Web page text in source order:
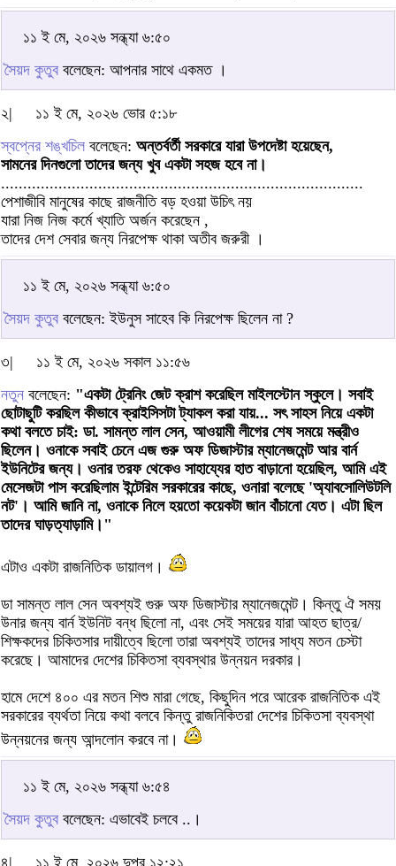
১১ ই মে, ২০২৬ সন্ধ্যা ৬:৫০
সৈয়দ কুতুব বলেছেন: আপনার সাথে একমত ।
২|
১১ ই মে, ২০২৬ ভোর ৫:১৮
স্বপ্নের শঙ্খচিল বলেছেন: অন্তর্বর্তী সরকারে যারা উপদেষ্টা হয়েছেন,
সামনের দিনগুলো তাদের জন্য খুব একটা সহজ হবে না।
..................................................................................
পেশাজীবি মানুষের কাছে রাজনীতি বড় হওয়া উচিৎ নয়
যারা নিজ নিজ কর্মে খ্যাতি অর্জন করেছেন ,
তাদের দেশ সেবার জন্য নিরপেক্ষ থাকা অতীব জরুরী ।
১১ ই মে, ২০২৬ সন্ধ্যা ৬:৫০
সৈয়দ কুতুব বলেছেন: ইউনুস সাহেব কি নিরপেক্ষ ছিলেন না ?
৩|
১১ ই মে, ২০২৬ সকাল ১১:৫৬
নতুন বলেছেন: "একটা ট্রেনিং জেট ক্রাশ করেছিল মাইলস্টোন স্কুলে। সবাই
ছোটাছুটি করছিল কীভাবে ক্রাইসিসটা ট্যাকল করা যায়... সৎ সাহস নিয়ে একটা
কথা বলতে চাই: ডা. সামন্ত লাল সেন, আওয়ামী লীগের শেষ সময়ে মন্ত্রীও
ছিলেন। ওনাকে সবাই চেনে এজ গুরু অফ ডিজাস্টার ম্যানেজমেন্ট আর বার্ন
ইউনিটের জন্য। ওনার তরফ থেকেও সাহায্যের হাত বাড়ানো হয়েছিল, আমি এই
মেসেজটা পাস করেছিলাম ইন্টেরিম সরকারের কাছে, ওনারা বলেছে 'অ্যাবসোলিউটলি
নট'। আমি জানি না, ওনাকে নিলে হয়তো কয়েকটা জান বাঁচানো যেত। এটা ছিল
তাদের ঘাড়ত্যাড়ামি।"
এটাও একটা রাজনিতিক ডায়ালগ।
ডা সামন্ত লাল সেন অবশ্যই গুরু অফ ডিজাস্টার ম্যানেজমেন্ট। কিন্তু ঐ সময়
উনার জন্য বার্ন ইউনিট বন্ধ ছিলো না, এবং সেই সময়ের যারা আহত ছাত্র/
শিক্ষকদের চিকিতসার দায়ীত্বে ছিলো তারা অবশ্যই তাদের সাধ্য মতন চেস্টা
করেছে। আমাদের দেশের চিকিতসা ব্যবস্থার উন্নয়ন দরকার।
হামে দেশে ৪০০ এর মতন শিশু মারা গেছে, কিছুদিন পরে আরেক রাজনিতিক এই
সরকারের ব্যর্থতা নিয়ে কথা বলবে কিন্তু রাজনিকিতরা দেশের চিকিতসা ব্যবস্থা
উন্নয়নের জন্য আন্দলোন করবে না।
১১ ই মে, ২০২৬ সন্ধ্যা ৬:৫৪
সৈয়দ কুতুব বলেছেন: এভাবেই চলবে ..।
৪| ১১ ই মে, ২০২৬ দুপুর ১২:২১